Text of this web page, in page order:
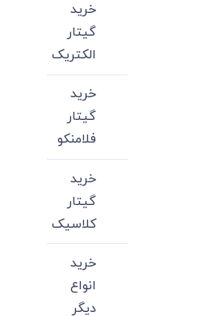
خرید
گیتار
الکتریک
خرید
گیتار
فلامنکو
خرید
گیتار
کلاسیک
خرید
انواع
دیگر